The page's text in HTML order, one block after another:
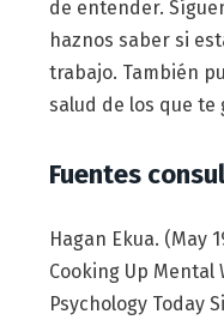
de entender.
haznos saber si
trabajo. También
salud de los que
Fuentes
Hagan Ekua. (May
Cooking Up Mental
Psychology Today